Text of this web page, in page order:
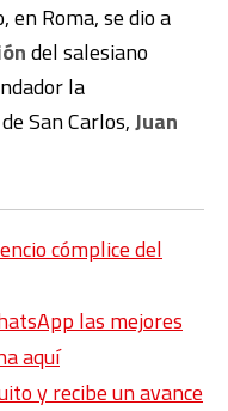
en Roma, se dio a
del salesiano
la
San Carlos,Juan
cómplice del
las mejores
aquí
y recibe un avance